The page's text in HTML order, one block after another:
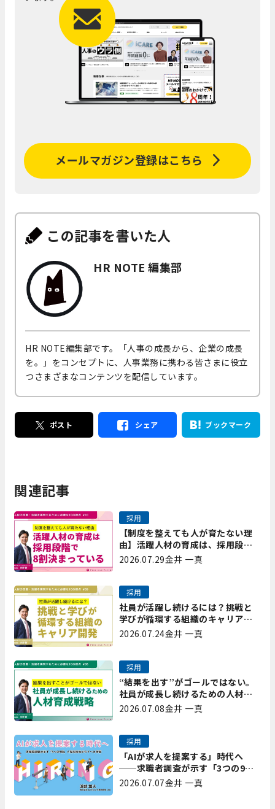
メールマガジン登録はこちら
この記事を書いた人
HR NOTE 編集部
HR NOTE編集部です。「人事の成長から、企業の成長
を。」をコンセプトに、人事業務に携わる皆さまに役立
つさまざまなコンテンツを配信しています。
ポスト シェア ブックマーク
関連記事
【制度を整えても人が育たない理
由】活躍人材の育成は、採用段階
で8割決まっている｜プレシャスパ
採用
2026.07.29金井 一真
社員が活躍し続けるには？挑戦と
学びが循環する組織のキャリア開
発｜プレシャスパートナーズ矢野
採用
2026.07.24金井 一真
“結果を出す”がゴールではない。
社員が成長し続けるための人材育
成戦略｜プレシャスパートナーズ
採用
2026.07.08金井 一真
「AIが求人を提案する」時代へ
──求職者調査が示す「3つの9
割」と、採用担当が今すべき準備
採用
2026.07.07金井 一真